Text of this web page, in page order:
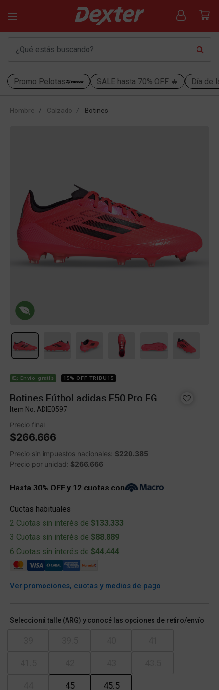
Promo Pelotas SALE hasta 70% OFF 🔥 Día de
Hombre Calzado Botines
Envío gratis 15% OFF TRIBU15
Botines Fútbol adidas F50 Pro FG
Item No. ADIE0597
Precio final
$266.666
Precio sin impuestos nacionales: $220.385
Precio por unidad: $266.666
Hasta 30% OFF y 12 cuotas con
Cuotas habituales
2 Cuotas sin interés de $133.333
3 Cuotas sin interés de $88.889
6 Cuotas sin interés de $44.444
Ver promociones, cuotas y medios de pago
Seleccioná talle (ARG) y conocé las opciones de retiro/envío
45 45.5